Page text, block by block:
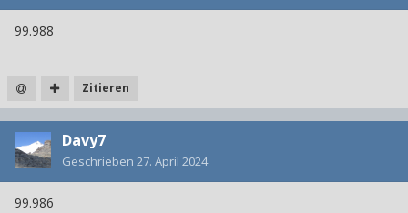
99.988
Zitieren
Davy7
Geschrieben 27. April 2024
99.986